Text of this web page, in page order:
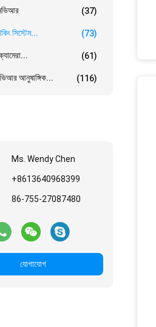
(37)
সিস্টেম... (73)
(61)
আনুষাঙ্গিক... (116)
Ms. Wendy Chen
+8613640968399
86-755-27087480
যোগাযোগ